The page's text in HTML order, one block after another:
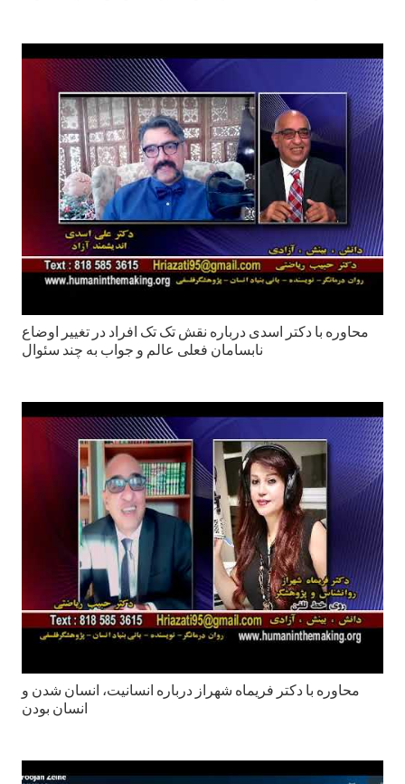
محاوره با دکتر اسدی درباره نقش تک تک افراد در تغییر اوضاع
نابسامان فعلی عالم و جواب به چند سئوال
محاوره با دكتر فريماه شهراز درباره انسانيت، انسان شدن و
انسان بودن